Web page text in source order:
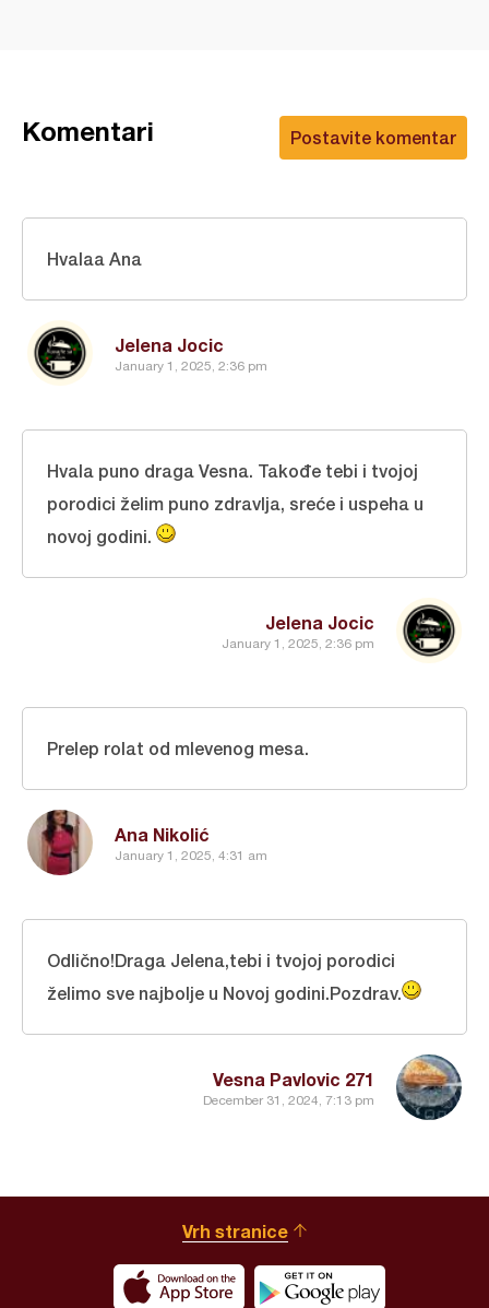
Postavite komentar
Komentari
Jelena Jocic
January 1, 2025, 2:36 pm
Hvalaa Ana
Jelena Jocic
January 1, 2025, 2:36 pm
Hvala puno draga Vesna. Takođe tebi i tvojoj
porodici želim puno zdravlja, sreće i uspeha u
novoj godini.
Ana Nikolić
January 1, 2025, 4:31 am
Prelep rolat od mlevenog mesa.
Vesna Pavlovic 271
December 31, 2024, 7:13 pm
Odlično!Draga Jelena,tebi i tvojoj porodici
želimo sve najbolje u Novoj godini.Pozdrav.
Vrh stranice